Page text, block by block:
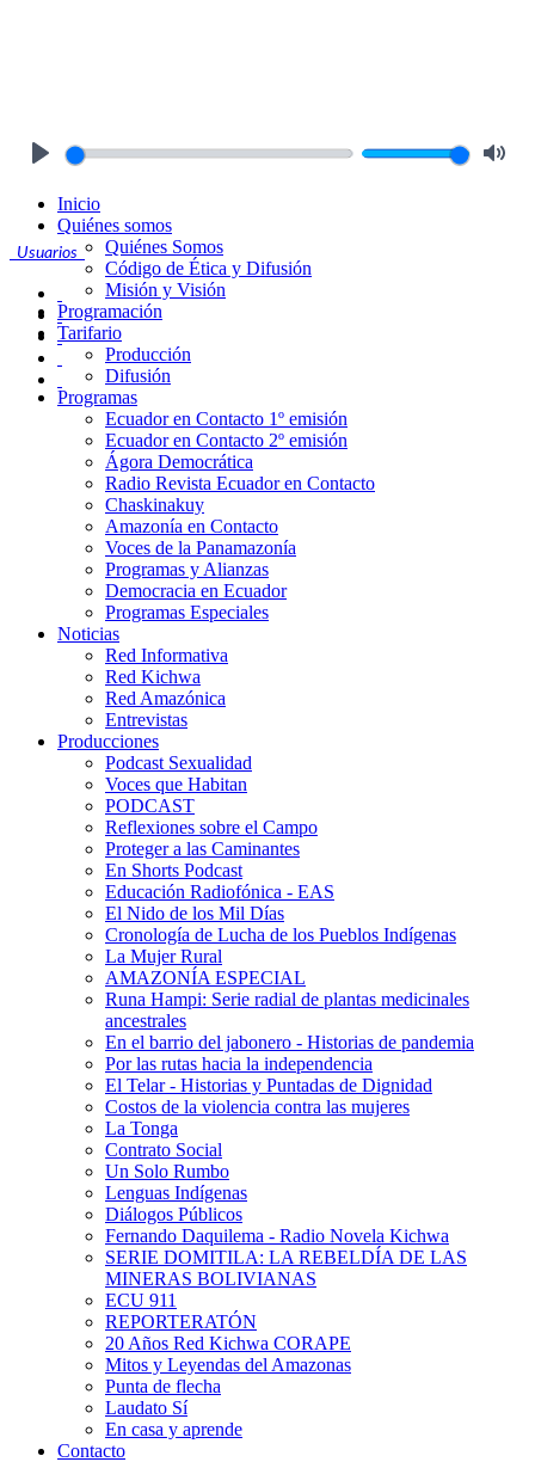
Usuarios
Inicio
Quiénes somos
Quiénes Somos
Código de Ética y Difusión
Misión y Visión
Programación
Tarifario
Producción
Difusión
Programas
Ecuador en Contacto 1º emisión
Ecuador en Contacto 2º emisión
Ágora Democrática
Radio Revista Ecuador en Contacto
Chaskinakuy
Amazonía en Contacto
Voces de la Panamazonía
Programas y Alianzas
Democracia en Ecuador
Programas Especiales
Noticias
Red Informativa
Red Kichwa
Red Amazónica
Entrevistas
Producciones
Podcast Sexualidad
Voces que Habitan
PODCAST
Reflexiones sobre el Campo
Proteger a las Caminantes
En Shorts Podcast
Educación Radiofónica - EAS
El Nido de los Mil Días
Cronología de Lucha de los Pueblos Indígenas
La Mujer Rural
AMAZONÍA ESPECIAL
Runa Hampi: Serie radial de plantas medicinales
ancestrales
En el barrio del jabonero - Historias de pandemia
Por las rutas hacia la independencia
El Telar - Historias y Puntadas de Dignidad
Costos de la violencia contra las mujeres
La Tonga
Contrato Social
Un Solo Rumbo
Lenguas Indígenas
Diálogos Públicos
Fernando Daquilema - Radio Novela Kichwa
SERIE DOMITILA: LA REBELDÍA DE LAS
MINERAS BOLIVIANAS
ECU 911
REPORTERATÓN
20 Años Red Kichwa CORAPE
Mitos y Leyendas del Amazonas
Punta de flecha
Laudato Sí
En casa y aprende
Contacto